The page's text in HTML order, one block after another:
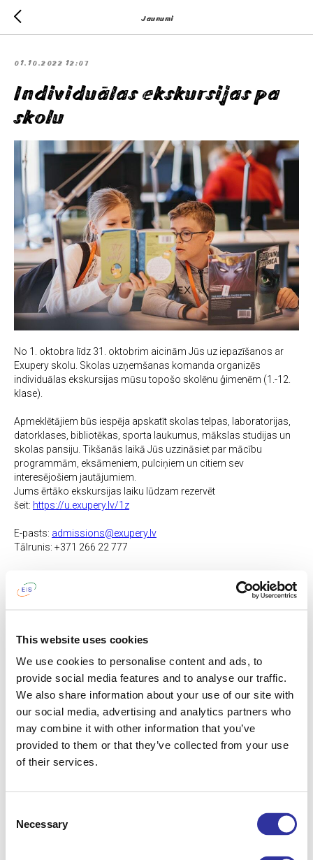
This website uses cookies
We use cookies to personalise content and ads, to
provide social media features and to analyse our traffic.
We also share information about your use of our site with
our social media, advertising and analytics partners who
may combine it with other information that you’ve
provided to them or that they’ve collected from your use
of their services.
Selection
Necessary
Jaunumi
01.10.2022 12:07
Individuālas ekskursijas pa
skolu
No 1. oktobra līdz 31. oktobrim aicinām Jūs uz iepazīšanos ar
Exupery skolu. Skolas uzņemšanas komanda organizēs
individuālas ekskursijas mūsu topošo skolēnu ģimenēm (1.-12.
klase).
Apmeklētājiem būs iespēja apskatīt skolas telpas, laboratorijas,
datorklases, bibliotēkas, sporta laukumus, mākslas studijas un
skolas pansiju. Tikšanās laikā Jūs uzzināsiet par mācību
programmām, eksāmeniem, pulciņiem un citiem sev
interesējošiem jautājumiem.
Jums ērtāko ekskursijas laiku lūdzam rezervēt
šeit: https://u.exupery.lv/1z
E-pasts: admissions@exupery.lv
Tālrunis: +371 266 22 777